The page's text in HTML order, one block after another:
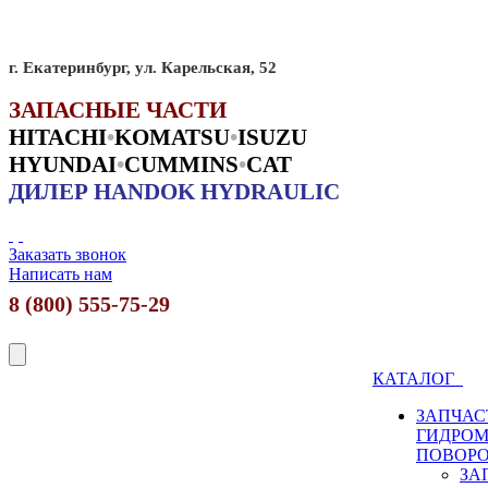
г. Екатеринбург, ул. Карельская, 52
ЗАПАСНЫЕ ЧАСТИ
HITACHI•KOMATSU•ISUZU
HYUNDAI•CUMMINS•CAT
ДИЛЕР HANDOK HYDRAULIC
Заказать звонок
Написать нам
8 (800) 555-75-29
КАТАЛОГ